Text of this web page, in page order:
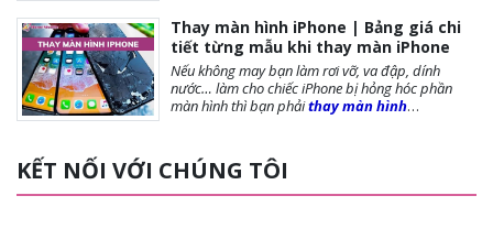
15 phút. Chế độ bảo hành tốt nhất tới khách
hàng. Tặng cường lực full màn, tặng ốp lưng,
miễn phí vệ sinh máy.
Thay màn hình iPhone | Bảng giá chi
tiết từng mẫu khi thay màn iPhone
Nếu không may bạn làm rơi vỡ, va đập, dính
nước… làm cho chiếc iPhone bị hỏng hóc phần
màn hình thì bạn phảithay màn hình
đây,Hanoi Mobile
lưu ý trước khi thay màn, các loại màn phổ biến và
giá thay màn hình là bao nhiêu?, mời bạn tham
KẾT NỐI VỚI CHÚNG TÔI